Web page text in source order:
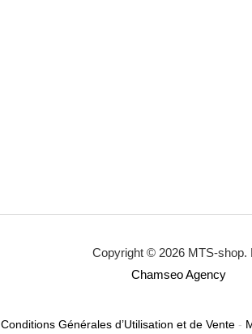
Copyright © 2026 MTS-shop.
Chamseo Agency
Conditions Générales d’Utilisation et de Vente-